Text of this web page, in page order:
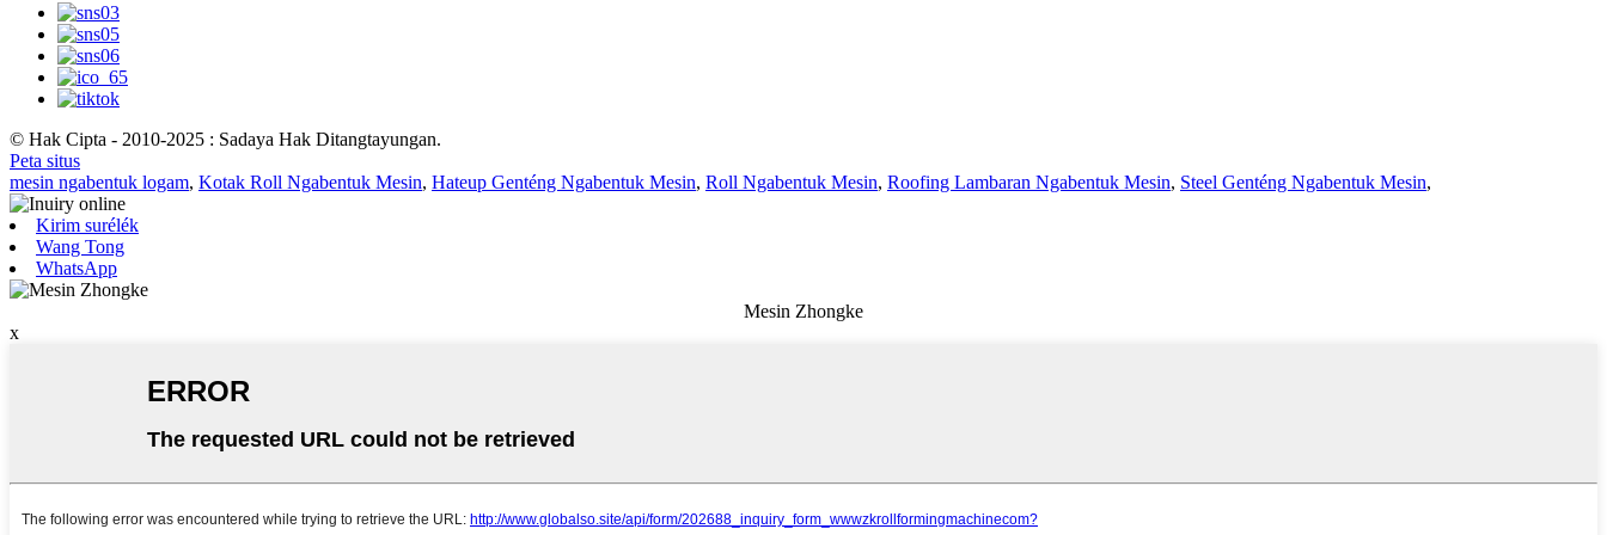
© Hak Cipta - 2010-2025 : Sadaya Hak Ditangtayungan.
Peta situs
mesin ngabentuk logam, Kotak Roll Ngabentuk Mesin, Hateup Genténg Ngabentuk Mesin, Roll Ngabentuk Mesin, Roofing Lambaran Ngabentuk Mesin, Steel Genténg Ngabentuk Mesin,
Kirim surélék
Wang Tong
WhatsApp
Mesin Zhongke
x